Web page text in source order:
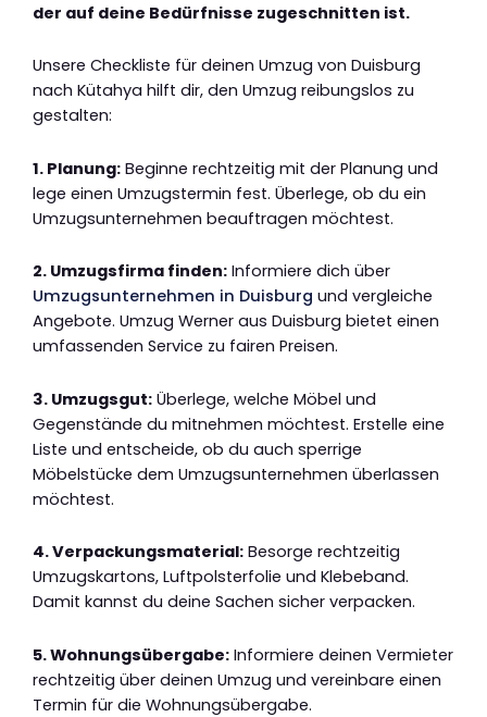
der auf deine Bedürfnisse zugeschnitten ist.
Unsere Checkliste für deinen Umzug von Duisburg
nach Kütahya hilft dir, den Umzug reibungslos zu
gestalten:
1. Planung: Beginne rechtzeitig mit der Planung und
lege einen Umzugstermin fest. Überlege, ob du ein
Umzugsunternehmen beauftragen möchtest.
2. Umzugsfirma finden: Informiere dich über
Umzugsunternehmen in Duisburg und vergleiche
Angebote. Umzug Werner aus Duisburg bietet einen
umfassenden Service zu fairen Preisen.
3. Umzugsgut: Überlege, welche Möbel und
Gegenstände du mitnehmen möchtest. Erstelle eine
Liste und entscheide, ob du auch sperrige
Möbelstücke dem Umzugsunternehmen überlassen
möchtest.
4. Verpackungsmaterial: Besorge rechtzeitig
Umzugskartons, Luftpolsterfolie und Klebeband.
Damit kannst du deine Sachen sicher verpacken.
5. Wohnungsübergabe: Informiere deinen Vermieter
rechtzeitig über deinen Umzug und vereinbare einen
Termin für die Wohnungsübergabe.